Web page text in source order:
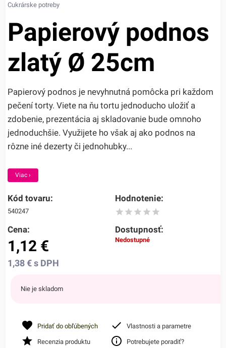
Cukrárske potreby
Papierový podnos
zlatý Ø 25cm
Papierový podnos je nevyhnutná pomôcka pri každom
pečení torty. Viete na ňu tortu jednoducho uložiť a
zdobenie, prezentácia aj skladovanie bude omnoho
jednoduchšie. Využijete ho však aj ako podnos na
rôzne iné dezerty či jednohubky...
Viac ›
Kód tovaru:
540247
Hodnotenie:
Cena:
1,12 €
1,38€ s DPH
Dostupnosť:
Nedostupné
Nie je skladom
Pridať do obľúbených Vlastnosti a parametre
Recenzia produktu Potrebujete poradiť?